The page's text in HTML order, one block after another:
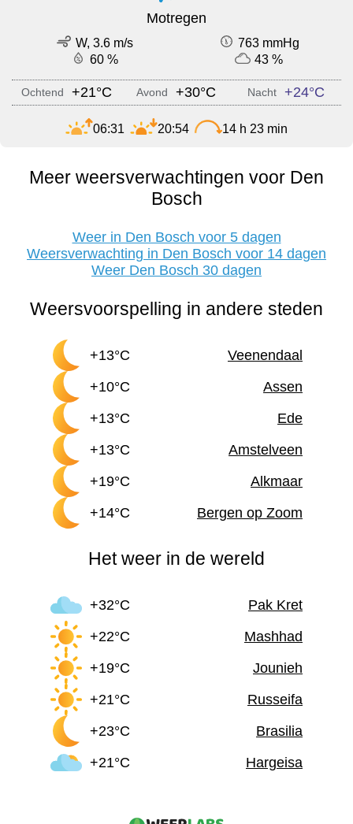
Motregen
W, 3.6 m/s
763 mmHg
60 %
43 %
Ochtend +21°C Avond +30°C Nacht +24°C
06:31 20:54 14 h 23 min
Meer weersverwachtingen voor Den
Bosch
Weer in Den Bosch voor 5 dagen
Weersverwachting in Den Bosch voor 14 dagen
Weer Den Bosch 30 dagen
Weersvoorspelling in andere steden
+13°C
Veenendaal
+10°C
Assen
+13°C
Ede
+13°C
Amstelveen
+19°C
Alkmaar
+14°C
Bergen op Zoom
Het weer in de wereld
+32°C
Pak Kret
+22°C
Mashhad
+19°C
Jounieh
+21°C
Russeifa
+23°C
Brasilia
+21°C
Hargeisa